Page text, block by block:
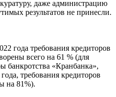
даже администрацию
результатов не принесли.
года требования кредиторов
всего на 61 % (для
банкротства «Кранбанка»,
требования кредиторов
на 81%).